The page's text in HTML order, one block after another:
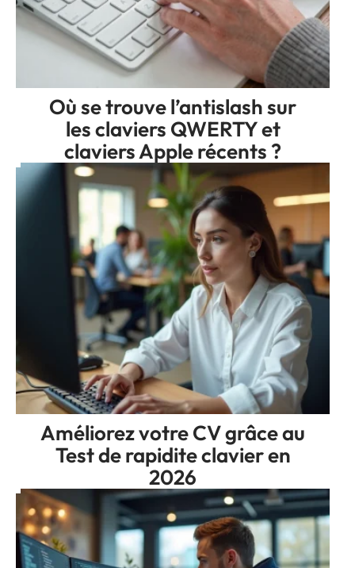
Où se trouve l’antislash sur
les claviers QWERTY et
claviers Apple récents ?
Améliorez votre CV grâce au
Test de rapidite clavier en
2026